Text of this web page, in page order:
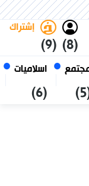
اسلاميات
(6)
(8)
إشتراك
(9)